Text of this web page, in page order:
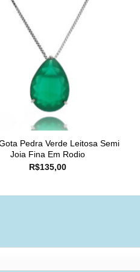
Pedra Verde Leitosa Semi
Joia Fina Em Rodio
R$135,00